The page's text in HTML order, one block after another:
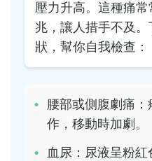
壓力升高。這種痛
兆，讓人措手不及
狀，幫你自我檢查：
腰部或側腹劇痛
作，移動時加劇。
血尿：尿液呈粉紅